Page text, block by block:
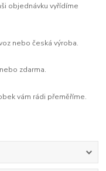
objednávku vyřídíme
nebo česká výroba.
zdarma.
vám rádi přeměříme.